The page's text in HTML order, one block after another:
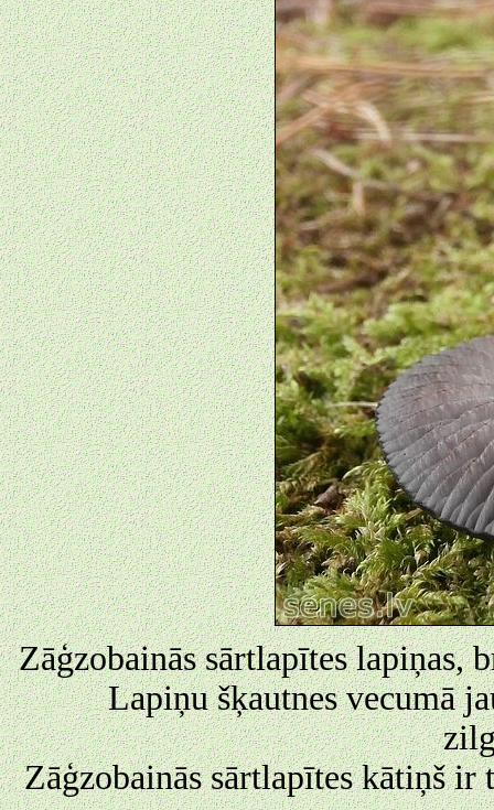
Zāģzobainās sārtlapītes lapiņas,
Lapiņu šķautnes vecumā
Zāģzobainās sārtlapītes kātiņš ir